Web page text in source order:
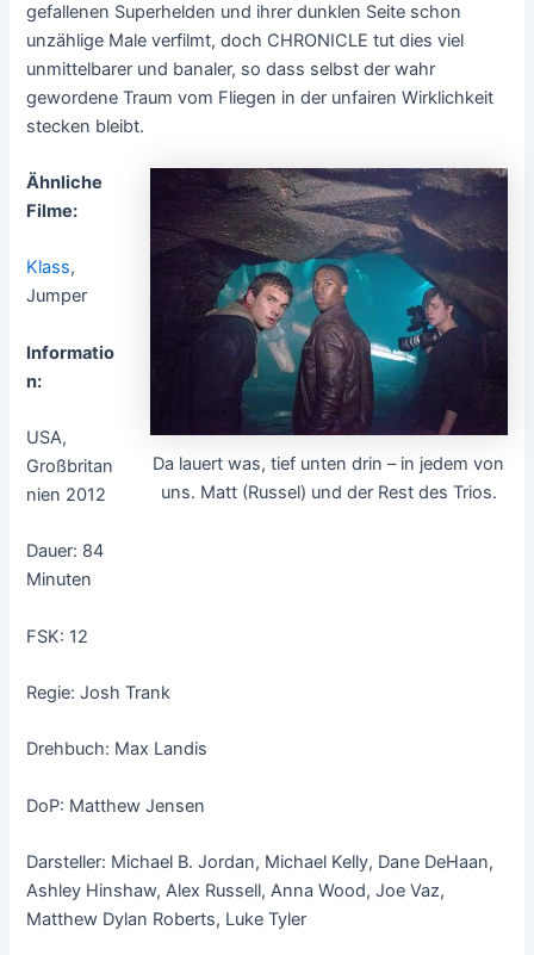
gefallenen Superhelden und ihrer dunklen Seite schon
unzählige Male verfilmt, doch CHRONICLE tut dies viel
unmittelbarer und banaler, so dass selbst der wahr
gewordene Traum vom Fliegen in der unfairen Wirklichkeit
stecken bleibt.
Da lauert was, tief unten drin – in jedem von
uns. Matt (Russel) und der Rest des Trios.
Ähnliche
Filme:
Klass,
Jumper
Informatio
n:
USA,
Großbritan
nien 2012
Dauer: 84
Minuten
FSK: 12
Regie: Josh Trank
Drehbuch: Max Landis
DoP: Matthew Jensen
Darsteller: Michael B. Jordan, Michael Kelly, Dane DeHaan,
Ashley Hinshaw, Alex Russell, Anna Wood, Joe Vaz,
Matthew Dylan Roberts, Luke Tyler